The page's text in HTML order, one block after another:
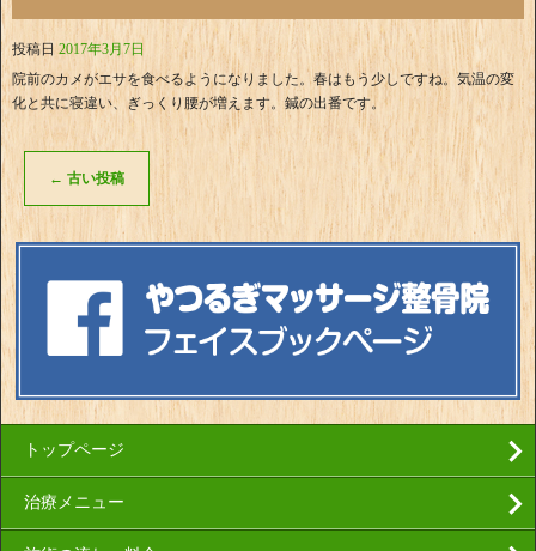
投稿日 2017年3月7日
院前のカメがエサを食べるようになりました。春はもう少しですね。気温の変
化と共に寝違い、ぎっくり腰が増えます。鍼の出番です。
← 古い投稿
トップページ
治療メニュー